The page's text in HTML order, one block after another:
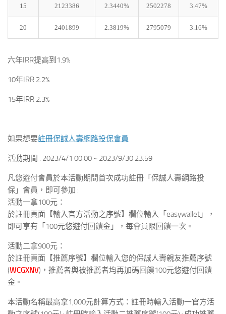
15 2123386 2.3440% 2502278 3.47%
20 2401899 2.3819% 2795079 3.16%
六年IRR提高到1.9%
10年IRR 2.2%
15年IRR 2.3%
如果想要註冊保誠人壽網路投保會員
活動期間 : 2023/4/1 00:00 ~ 2023/9/30 23:59
凡悠遊付會員於本活動期間首次成功註冊「保誠人壽網路投
保」會員，即可參加 :
活動一拿100元：
於註冊頁面【輸入官方活動之序號】欄位輸入「easywallet」，
即可享有「100元悠遊付回饋金」，每會員限回饋一次。
活動二拿900元：
於註冊頁面【推薦序號】欄位輸入您的保誠人壽親友推薦序號
(WCGXNV)，推薦者與被推薦者均再加碼回饋100元悠遊付回饋
金。
本活動名稱最高拿1,000元計算方式：註冊時輸入活動一官方活